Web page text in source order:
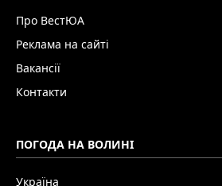
Про ВестЮА
Реклама на сайті
Вакансії
Контакти
ПОГОДА НА ВОЛИНІ
Україна